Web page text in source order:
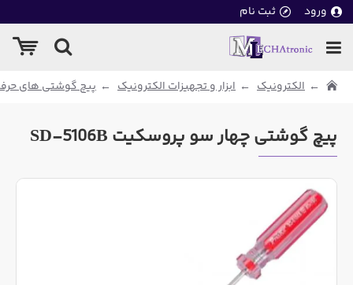
ورود ثبت نام
الکترونیک ابزار و تجهیزات الکترونیک پیچ گوشتی های
پیچ گوشتی چهار سو پروسکیت SD-5106B